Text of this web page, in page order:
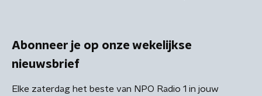
Abonneer je op onze wekelijkse
nieuwsbrief
Elke zaterdag het beste van NPO Radio 1 in jouw